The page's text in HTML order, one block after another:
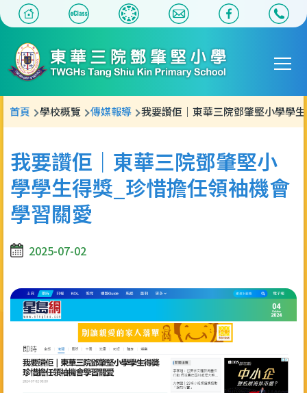
移至主內容
Main
導
航
連
結
首頁 學校概覽 傳媒報導 我要讚佢｜東華三院鄧肇堅小學學
我要讚佢｜東華三院鄧肇堅小
學學生得獎_珍惜擔任領袖機會
學習關愛
2025-07-02